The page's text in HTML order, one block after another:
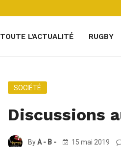
TOUTE L’ACTUALITÉ RUGBY
SOCIÉTÉ
Discussions
ByA - B - 15 mai 2019